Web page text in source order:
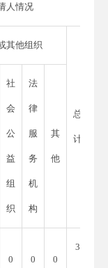
人情况
其他组织
总
计
社
会
公
益
组
织
法
律
服
务
机
构
其
他
0 0 0
3